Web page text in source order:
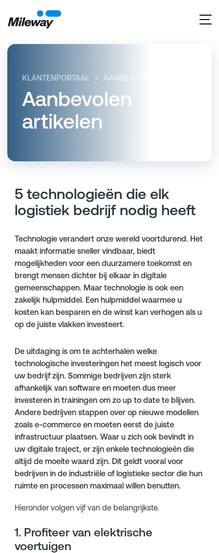
KLANTENPORTAAL AANBEVOLEN ARTIKELEN
Aanbevolen
artikelen
5 technologieën die elk
logistiek bedrijf nodig heeft
Technologie verandert onze wereld voortdurend. Het
maakt informatie sneller vindbaar, biedt
mogelijkheden voor een duurzamere toekomst en
brengt mensen dichter bij elkaar in digitale
gemeenschappen. Maar technologie is ook een
zakelijk hulpmiddel. Een hulpmiddel waarmee u
kosten kan besparen en de winst kan verhogen als u
op de juiste vlakken investeert.
De uitdaging is om te achterhalen welke
technologische investeringen het meest logisch voor
uw bedrijf zijn. Sommige bedrijven zijn sterk
afhankelijk van software en moeten dus meer
investeren in trainingen om zo up to date te blijven.
Andere bedrijven stappen over op nieuwe modellen
zoals e-commerce en moeten eerst de juiste
infrastructuur plaatsen. Waar u zich ook bevindt in
uw digitale traject, er zijn enkele technologieën die
altijd de moeite waard zijn. Dit geldt vooral voor
bedrijven in de industriële of logistieke sector die hun
ruimte en processen maximaal willen benutten.
Hieronder volgen vijf van de belangrijkste.
1. Profiteer van elektrische
voertuigen